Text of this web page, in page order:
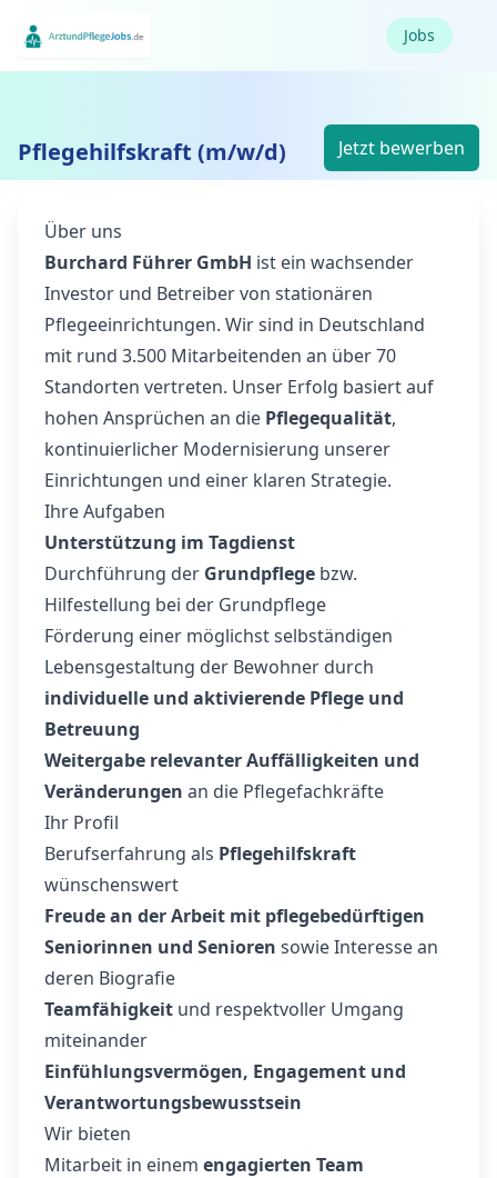
Jobs
Pflegehilfskraft (m/w/d) Jetzt bewerben
Über uns
Burchard Führer GmbH ist ein wachsender
Investor und Betreiber von stationären
Pflegeeinrichtungen. Wir sind in Deutschland
mit rund 3.500 Mitarbeitenden an über 70
Standorten vertreten. Unser Erfolg basiert auf
hohen Ansprüchen an die Pflegequalität,
kontinuierlicher Modernisierung unserer
Einrichtungen und einer klaren Strategie.
Ihre Aufgaben
Unterstützung im Tagdienst
Durchführung der Grundpflege bzw.
Hilfestellung bei der Grundpflege
Förderung einer möglichst selbständigen
Lebensgestaltung der Bewohner durch
individuelle und aktivierende Pflege und
Betreuung
Weitergabe relevanter Auffälligkeiten und
Veränderungen an die Pflegefachkräfte
Ihr Profil
Berufserfahrung als Pflegehilfskraft
wünschenswert
Freude an der Arbeit mit pflegebedürftigen
Seniorinnen und Senioren sowie Interesse an
deren Biografie
Teamfähigkeit und respektvoller Umgang
miteinander
Einfühlungsvermögen, Engagement und
Verantwortungsbewusstsein
Wir bieten
Mitarbeit in einem engagierten Team